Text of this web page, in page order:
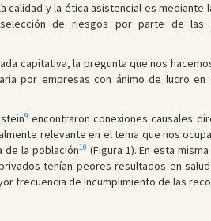
y la ética asistencial es
de riesgos por parte de las
capitativa, la pregunta que nos
por empresas con ánimo de lucro
9 encontraron conexiones causales
relevante en el tema que nos
de la población10 (Figura 1). En esta
tenían peores resultados en
frecuencia de incumplimiento de las